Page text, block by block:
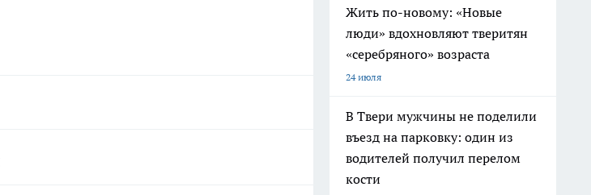
Жить по-новому: «Новые
люди» вдохновляют тверитян
«серебряного» возраста
24 июля
В Твери мужчины не поделили
въезд на парковку: один из
водителей получил перелом
кости